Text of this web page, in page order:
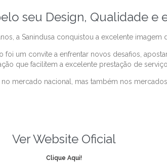
seu Design, Qualidade e
a Sanindusa conquistou a excelente imagem
um convite a enfrentar novos desafios,
que facilitem a excelente prestação de
no mercado nacional, mas também nos
Ver Website Oficial
Clique Aqui!